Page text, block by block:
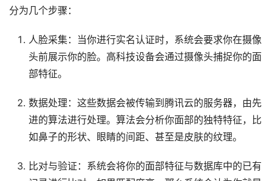
分为几个步骤：
人脸采集：当你进行实名认证时，系统会要求你在摄像
头前展示你的脸。高科技设备会通过摄像头捕捉你的面
部特征。
数据处理：这些数据会被传输到腾讯云的服务器，由先
进的算法进行处理。算法会分析你面部的独特特征，比
如鼻子的形状、眼睛的间距、甚至是皮肤的纹理。
比对与验证：系统会将你的面部特征与数据库中的已有